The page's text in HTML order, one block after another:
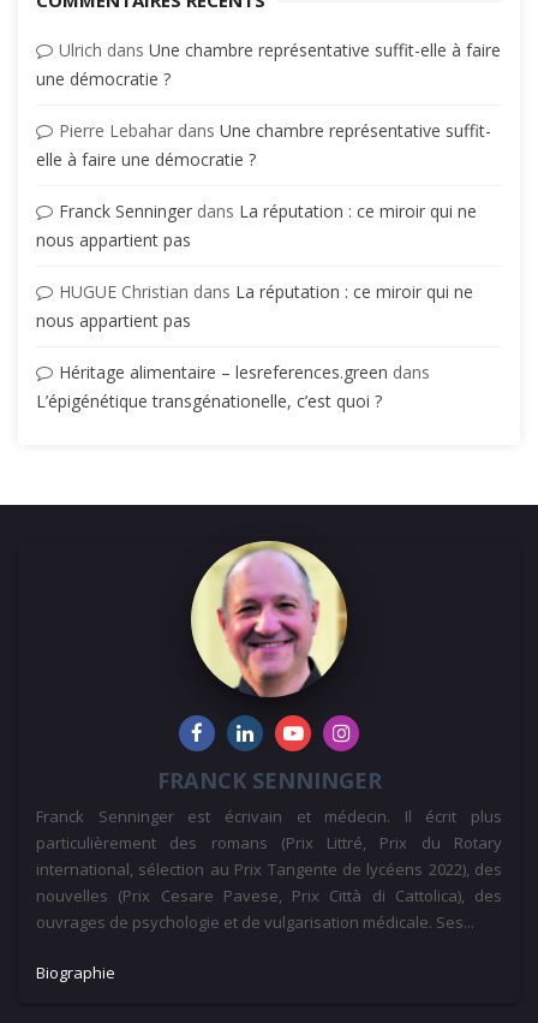
Ulrich dans Une chambre représentative suffit-elle à faire
une démocratie ?
Pierre Lebahar dans Une chambre représentative suffit-
elle à faire une démocratie ?
Franck Senninger dans La réputation : ce miroir qui ne
nous appartient pas
HUGUE Christian dans La réputation : ce miroir qui ne
nous appartient pas
Héritage alimentaire – lesreferences.green dans
L’épigénétique transgénationelle, c’est quoi ?
FRANCK SENNINGER
Franck Senninger est écrivain et médecin. Il écrit plus
particulièrement des romans (Prix Littré, Prix du Rotary
international, sélection au Prix Tangente de lycéens 2022), des
nouvelles (Prix Cesare Pavese, Prix Città di Cattolica), des
ouvrages de psychologie et de vulgarisation médicale. Ses...
Biographie